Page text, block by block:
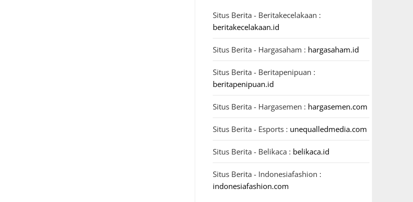
Situs Berita - Beritakecelakaan :
beritakecelakaan.id
Situs Berita - Hargasaham : hargasaham.id
Situs Berita - Beritapenipuan :
beritapenipuan.id
Situs Berita - Hargasemen : hargasemen.com
Situs Berita - Esports : unequalledmedia.com
Situs Berita - Belikaca : belikaca.id
Situs Berita - Indonesiafashion :
indonesiafashion.com